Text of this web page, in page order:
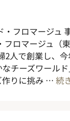
・フロマージュ
フロマージュ（
2人で創業し、
チーズワール
作りに挑み … 続